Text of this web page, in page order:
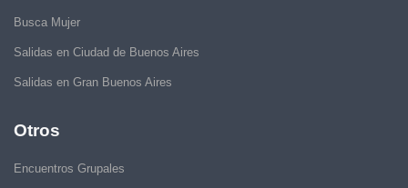
Busca Mujer
Salidas en Ciudad de Buenos Aires
Salidas en Gran Buenos Aires
Otros
Encuentros Grupales